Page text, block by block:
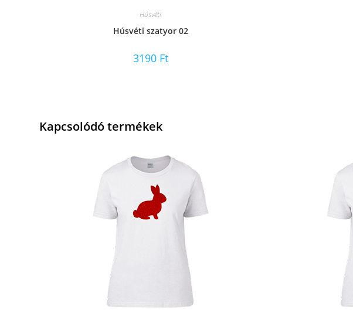
Húsvéti
Húsvéti szatyor 02
3190 Ft
Kapcsolódó termékek